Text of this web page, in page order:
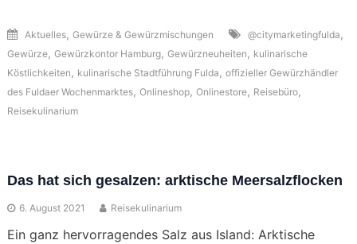
Aktuelles, Gewürze & Gewürzmischungen @citymarketingfulda,
Gewürze, Gewürzkontor Hamburg, Gewürzneuheiten, kulinarische
Köstlichkeiten, kulinarische Stadtführung Fulda, offizieller Gewürzhändler
des Fuldaer Wochenmarktes, Onlineshop, Onlinestore, Reisebüro,
Reisekulinarium
Das hat sich gesalzen: arktische Meersalzflocken
6. August 2021 Reisekulinarium
Ein ganz hervorragendes Salz aus Island: Arktische